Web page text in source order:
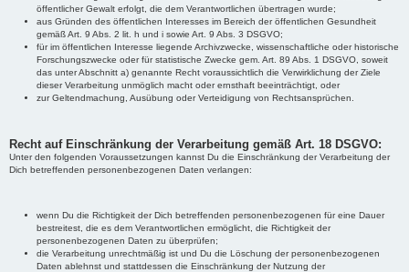
öffentlicher Gewalt erfolgt, die dem Verantwortlichen übertragen wurde;
aus Gründen des öffentlichen Interesses im Bereich der öffentlichen Gesundheit
gemäß Art. 9 Abs. 2 lit. h und i sowie Art. 9 Abs. 3 DSGVO;
für im öffentlichen Interesse liegende Archivzwecke, wissenschaftliche oder historische
Forschungszwecke oder für statistische Zwecke gem. Art. 89 Abs. 1 DSGVO, soweit
das unter Abschnitt a) genannte Recht voraussichtlich die Verwirklichung der Ziele
dieser Verarbeitung unmöglich macht oder ernsthaft beeinträchtigt, oder
zur Geltendmachung, Ausübung oder Verteidigung von Rechtsansprüchen.
Recht auf Einschränkung der Verarbeitung gemäß Art. 18 DSGVO:
Unter den folgenden Voraussetzungen kannst Du die Einschränkung der Verarbeitung der
Dich betreffenden personenbezogenen Daten verlangen:
wenn Du die Richtigkeit der Dich betreffenden personenbezogenen für eine Dauer
bestreitest, die es dem Verantwortlichen ermöglicht, die Richtigkeit der
personenbezogenen Daten zu überprüfen;
die Verarbeitung unrechtmäßig ist und Du die Löschung der personenbezogenen
Daten ablehnst und stattdessen die Einschränkung der Nutzung der